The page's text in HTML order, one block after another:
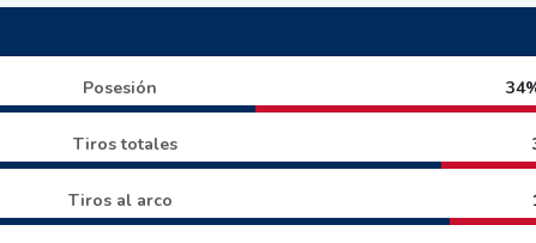
Posesión
Tiros totales
Tiros al arco